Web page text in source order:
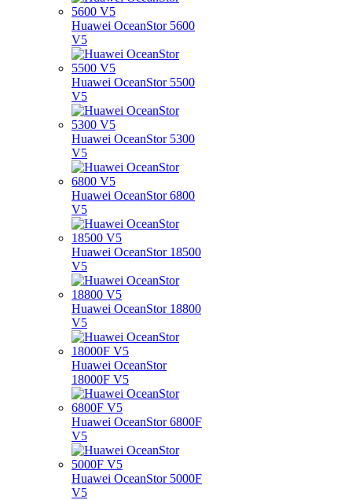
Huawei OceanStor 5600
V5
Huawei OceanStor 5500
V5
Huawei OceanStor 5300
V5
Huawei OceanStor 6800
V5
Huawei OceanStor 18500
V5
Huawei OceanStor 18800
V5
Huawei OceanStor
18000F V5
Huawei OceanStor 6800F
V5
Huawei OceanStor 5000F
V5